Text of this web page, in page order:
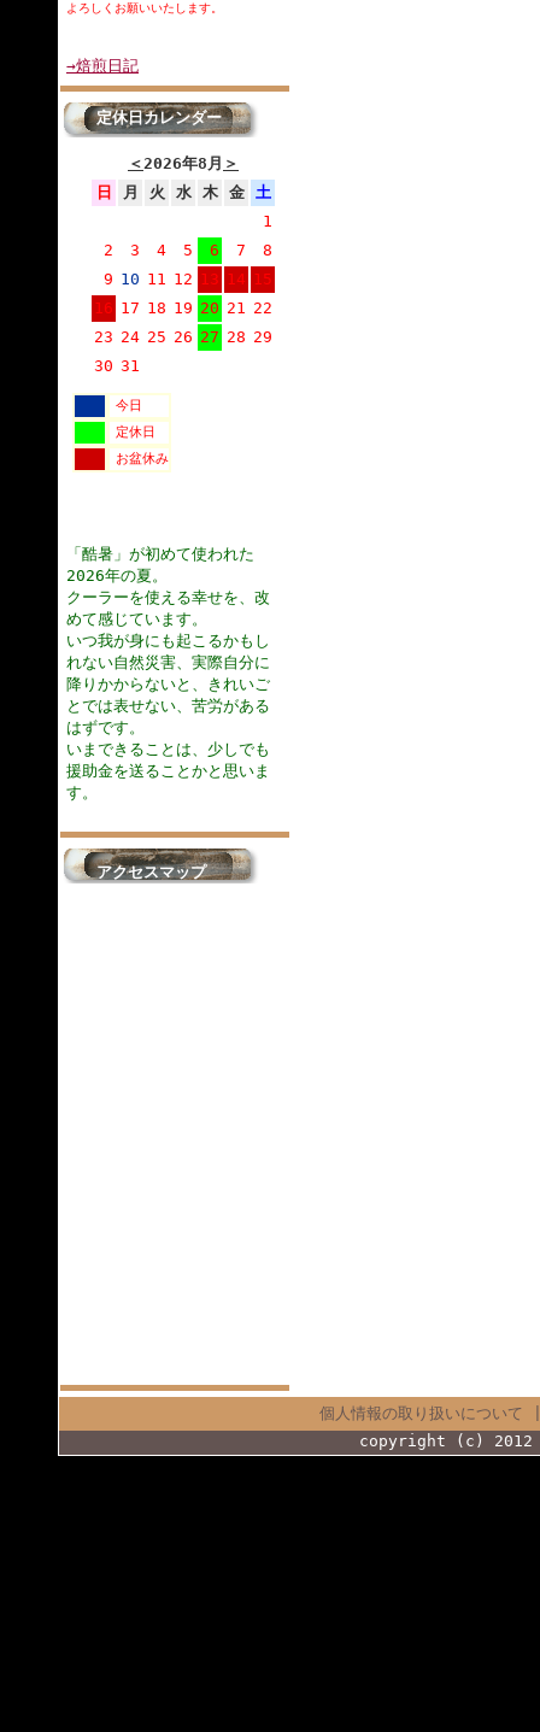
よろしくお願いいたします。
→焙煎日記
定休日カレンダー
＜ 2026年8月 ＞
日
月 火 水 木 金
土
1
2
3 4 5 6 7
8
9 10 11 12 13 14 15
16 17 18 19 20 21
22
23 24 25 26 27 28 29
30 31
今日
定休日
お盆休み
「酷暑」が初めて使われた
2026年の夏。
クーラーを使える幸せを、改
めて感じています。
いつ我が身にも起こるかもし
れない自然災害、実際自分に
降りかからないと、きれいご
とでは表せない、苦労がある
はずです。
いまできることは、少しでも
援助金を送ることかと思いま
す。
アクセスマップ
個人情報の取り扱いについて
copyright (c) 2012